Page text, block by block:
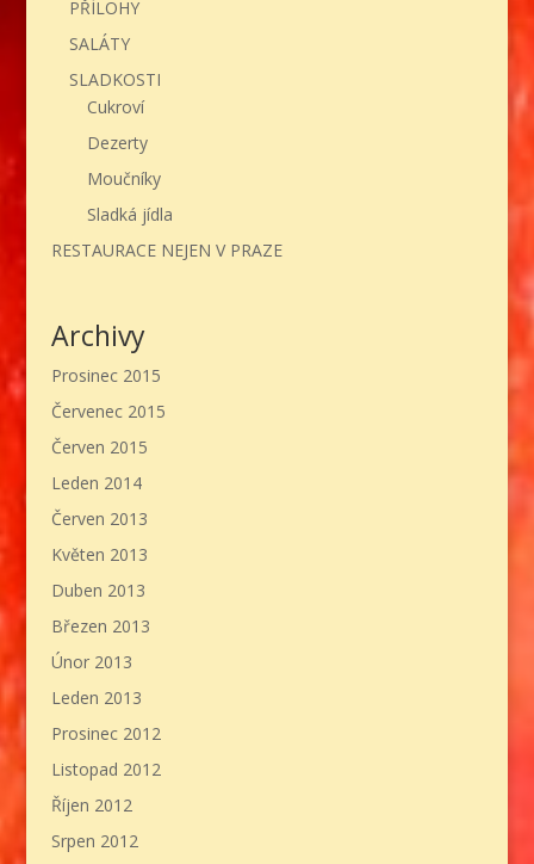
PŘÍLOHY
SALÁTY
SLADKOSTI
Cukroví
Dezerty
Moučníky
Sladká jídla
RESTAURACE NEJEN V PRAZE
Archivy
Prosinec 2015
Červenec 2015
Červen 2015
Leden 2014
Červen 2013
Květen 2013
Duben 2013
Březen 2013
Únor 2013
Leden 2013
Prosinec 2012
Listopad 2012
Říjen 2012
Srpen 2012